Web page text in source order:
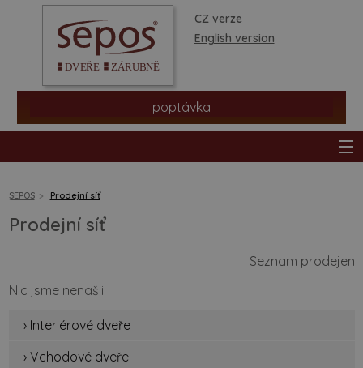
CZ verze
English version
poptávka
informace a rady
SEPOS Prodejní síť
Prodejní síť
Seznam prodejen
Nic jsme nenašli.
› Interiérové dveře
› Vchodové dveře